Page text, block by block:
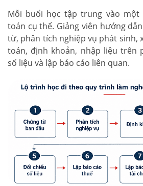
Mỗi buổi học tập trung vào một
toán cụ thể. Giảng viên hướng
từ, phân tích nghiệp vụ phát sinh,
toán, định khoản, nhập liệu trên
số liệu và lập báo cáo liên quan.